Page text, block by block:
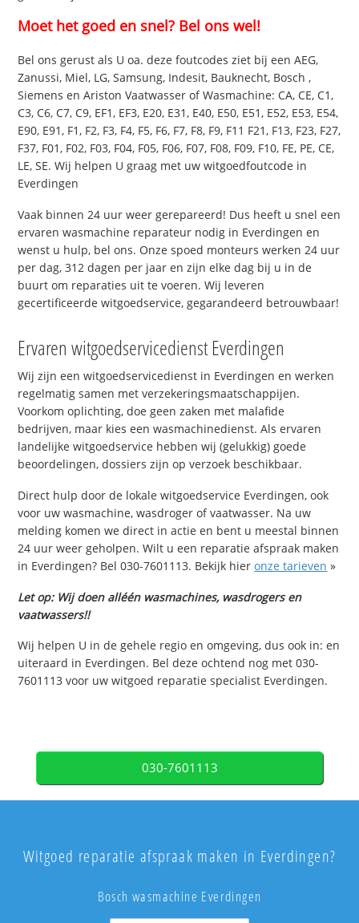
Moet het goed en snel? Bel ons wel!
Bel ons gerust als U oa. deze foutcodes ziet bij een AEG,
Zanussi, Miel, LG, Samsung, Indesit, Bauknecht, Bosch ,
Siemens en Ariston Vaatwasser of Wasmachine: CA, CE, C1,
C3, C6, C7, C9, EF1, EF3, E20, E31, E40, E50, E51, E52, E53, E54,
E90, E91, F1, F2, F3, F4, F5, F6, F7, F8, F9, F11 F21, F13, F23, F27,
F37, F01, F02, F03, F04, F05, F06, F07, F08, F09, F10, FE, PE, CE,
LE, SE. Wij helpen U graag met uw witgoedfoutcode in
Everdingen
Vaak binnen 24 uur weer gerepareerd! Dus heeft u snel een
ervaren wasmachine reparateur nodig in Everdingen en
wenst u hulp, bel ons. Onze spoed monteurs werken 24 uur
per dag, 312 dagen per jaar en zijn elke dag bij u in de
buurt om reparaties uit te voeren. Wij leveren
gecertificeerde witgoedservice, gegarandeerd betrouwbaar!
Ervaren witgoedservicedienst Everdingen
Wij zijn een witgoedservicedienst in Everdingen en werken
regelmatig samen met verzekeringsmaatschappijen.
Voorkom oplichting, doe geen zaken met malafide
bedrijven, maar kies een wasmachinedienst. Als ervaren
landelijke witgoedservice hebben wij (gelukkig) goede
beoordelingen, dossiers zijn op verzoek beschikbaar.
Direct hulp door de lokale witgoedservice Everdingen, ook
voor uw wasmachine, wasdroger of vaatwasser. Na uw
melding komen we direct in actie en bent u meestal binnen
24 uur weer geholpen. Wilt u een reparatie afspraak maken
in Everdingen? Bel 030-7601113. Bekijk hieronze tarieven »
Let op: Wij doen alléén wasmachines, wasdrogers en
vaatwassers!!
Wij helpen U in de gehele regio en omgeving, dus ook in: en
uiteraard in Everdingen. Bel deze ochtend nog met 030-
7601113 voor uw witgoed reparatie specialist Everdingen.
030-7601113
Witgoed reparatie afspraak maken in Everdingen?
Bosch wasmachine Everdingen